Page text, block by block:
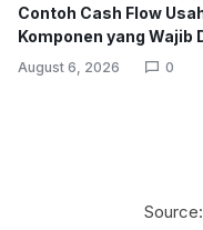
Contoh Cash Flow
Komponen yang Wajib
August 6, 2026 0
Source: